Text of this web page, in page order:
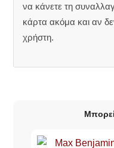
να κάνετε τη
κάρτα ακόμα και αν
χρήστη.